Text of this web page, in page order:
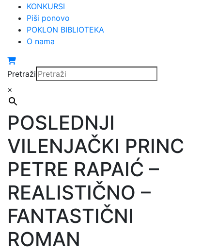
KONKURSI
Piši ponovo
POKLON BIBLIOTEKA
O nama
Pretraži
×
POSLEDNJI
VILENJAČKI PRINC
PETRE RAPAIĆ –
REALISTIČNO –
FANTASTIČNI
ROMAN